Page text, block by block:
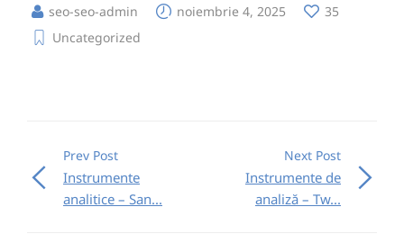
seo-seo-admin noiembrie 4, 2025
35
Uncategorized
Prev Post
Instrumente
analitice – San...
Next Post
Instrumente de
analiză – Tw...